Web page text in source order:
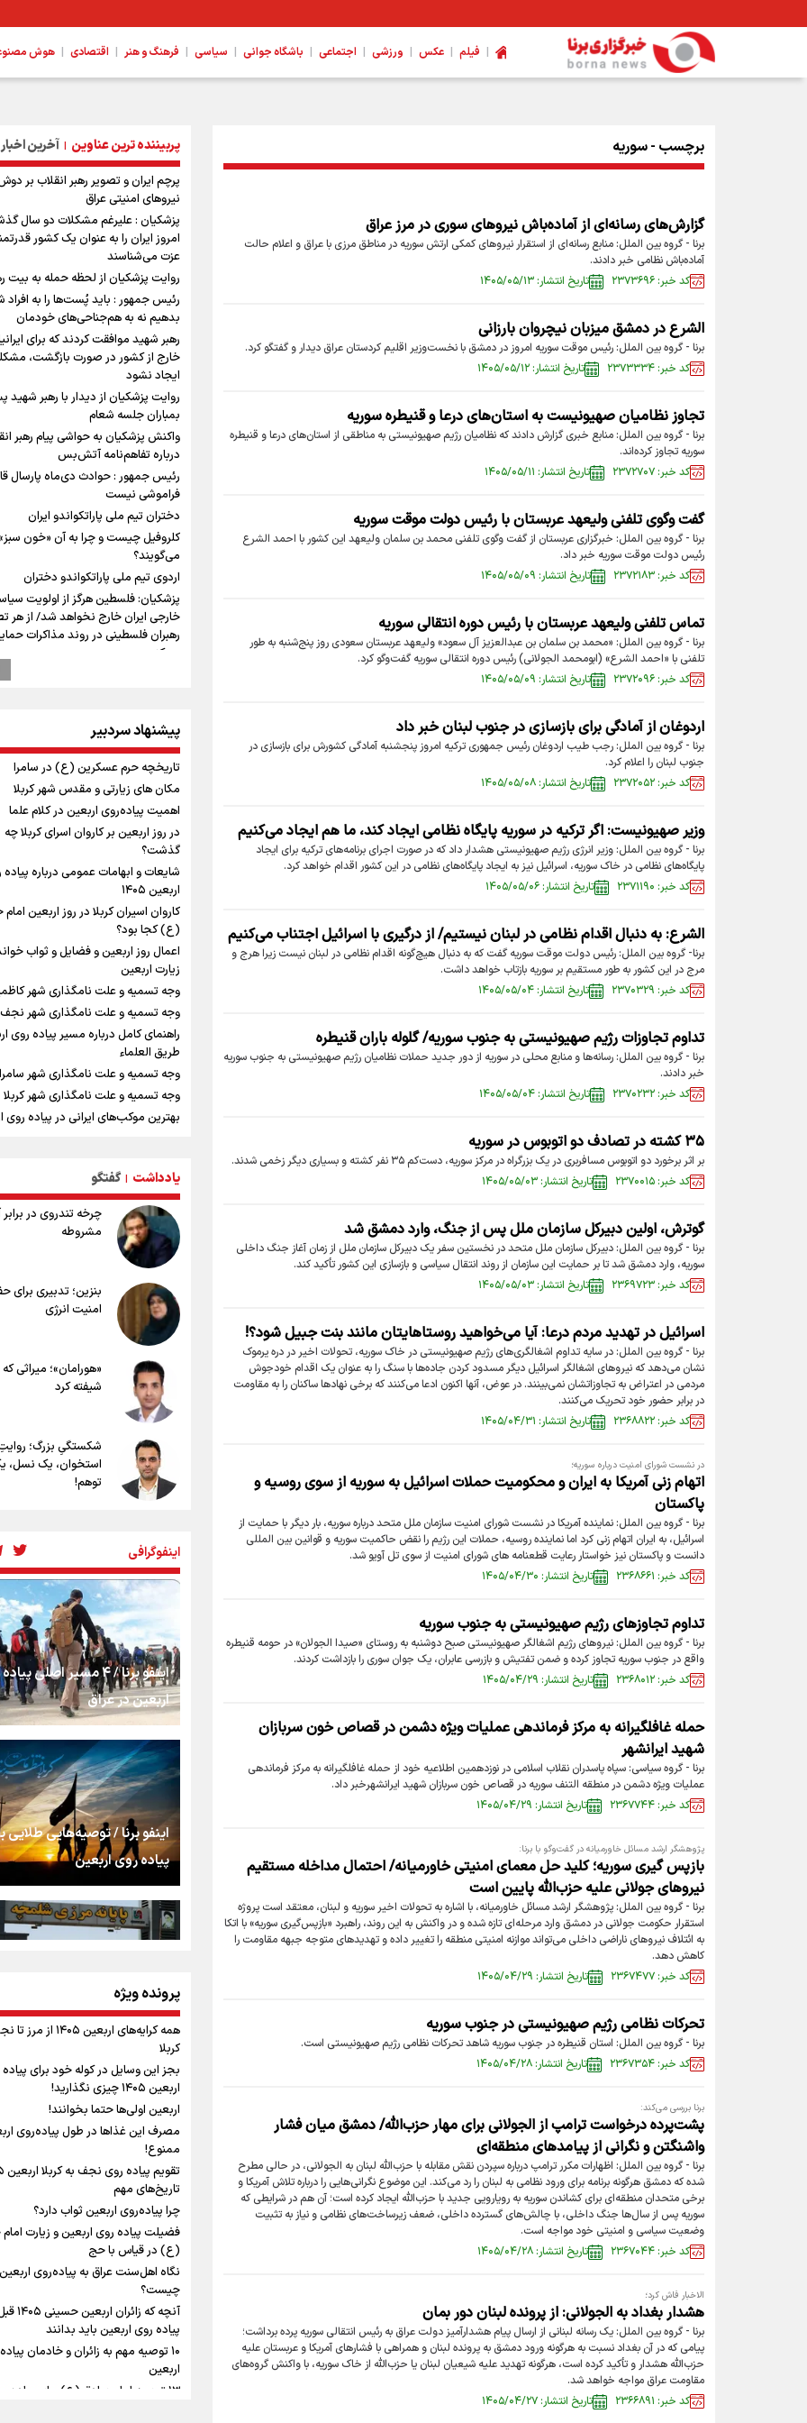
| فیلم | عکس | ورزشی | اجتماعی | باشگاه جوانی | سیاسی | فرهنگ و هنر | اقتصادی | هوش
برچسب - سوریه
گزارش‌های رسانه‌ای از آماده‌باش نیروهای سوری در مرز عراق
برنا - گروه بین الملل: منابع رسانه‌ای از استقرار نیروهای کمکی ارتش سوریه در مناطق مرزی با عراق و اعلام حالت
آماده‌باش نظامی خبر دادند.
کد خبر: ۲۳۷۳۶۹۶
تاریخ انتشار: ۱۴۰۵/۰۵/۱۳
الشرع در دمشق میزبان نیچروان بارزانی
برنا - گروه بین الملل: رئیس موقت سوریه امروز در دمشق با نخست‌وزیر اقلیم کردستان عراق دیدار و گفتگو کرد.
کد خبر: ۲۳۷۳۳۳۴
تاریخ انتشار: ۱۴۰۵/۰۵/۱۲
تجاوز نظامیان صهیونیست به استان‌های درعا و قنیطره سوریه
برنا - گروه بین الملل: منابع خبری گزارش دادند که نظامیان رژیم صهیونیستی به مناطقی از استان‌های درعا و قنیطره
سوریه تجاوز کرده‌اند.
کد خبر: ۲۳۷۲۷۰۷
تاریخ انتشار: ۱۴۰۵/۰۵/۱۱
گفت وگوی تلفنی ولیعهد عربستان با رئیس دولت موقت سوریه
برنا - گروه بین الملل: خبرگزاری عربستان از گفت وگوی تلفنی محمد بن سلمان ولیعهد این کشور با احمد الشرع
رئیس دولت موقت سوریه خبر داد.
کد خبر: ۲۳۷۲۱۸۳
تاریخ انتشار: ۱۴۰۵/۰۵/۰۹
تماس تلفنی ولیعهد عربستان با رئیس‌ دوره انتقالی سوریه
برنا - گروه بین الملل: «محمد بن سلمان بن عبدالعزیز آل سعود» ولیعهد عربستان سعودی روز پنج‌شنبه به طور
تلفنی با «احمد الشرع» (ابومحمد الجولانی) رئیس دوره انتقالی سوریه گفت‌وگو کرد.
کد خبر: ۲۳۷۲۰۹۶
تاریخ انتشار: ۱۴۰۵/۰۵/۰۹
اردوغان از آمادگی برای بازسازی در جنوب لبنان خبر داد
برنا - گروه بین الملل: رجب طیب اردوغان رئیس جمهوری ترکیه امروز پنجشنبه آمادگی کشورش برای بازسازی در
جنوب لبنان را اعلام کرد.
کد خبر: ۲۳۷۲۰۵۲
تاریخ انتشار: ۱۴۰۵/۰۵/۰۸
وزیر صهیونیست: اگر ترکیه در سوریه پایگاه نظامی ایجاد کند، ما هم ایجاد می‌کنیم
برنا - گروه بین الملل: وزیر انرژی رژیم صهیونیستی هشدار داد که در صورت اجرای برنامه‌های ترکیه برای ایجاد
پایگاه‌های نظامی در خاک سوریه، اسرائیل نیز به ایجاد پایگاه‌های نظامی در این کشور اقدام خواهد کرد.
کد خبر: ۲۳۷۱۱۹۰
تاریخ انتشار: ۱۴۰۵/۰۵/۰۶
الشرع: به دنبال اقدام نظامی در لبنان نیستیم/ از درگیری با اسرائیل اجتناب می‌کنیم
برنا- گروه بین الملل: رئیس دولت موقت سوریه گفت که به دنبال هیچ‌گونه اقدام نظامی در لبنان نیست زیرا هرج و
مرج در این کشور به طور مستقیم بر سوریه بازتاب خواهد داشت.
کد خبر: ۲۳۷۰۳۲۹
تاریخ انتشار: ۱۴۰۵/۰۵/۰۴
تداوم تجاوزات رژیم صهیونیستی به جنوب سوریه/ گلوله باران قنیطره
برنا - گروه بین الملل: رسانه‌ها و منابع محلی در سوریه از دور جدید حملات نظامیان رژیم صهیونیستی به جنوب سوریه
خبر دادند.
کد خبر: ۲۳۷۰۲۳۲
تاریخ انتشار: ۱۴۰۵/۰۵/۰۴
۳۵ کشته در تصادف دو اتوبوس در سوریه
بر اثر برخورد دو اتوبوس مسافربری در یک بزرگراه در مرکز سوریه، دست‌کم ۳۵ نفر کشته و بسیاری دیگر زخمی شدند.
کد خبر: ۲۳۷۰۰۱۵
تاریخ انتشار: ۱۴۰۵/۰۵/۰۳
گوترش، اولین دبیرکل سازمان ملل پس از جنگ، وارد دمشق شد
برنا - گروه بین الملل: دبیرکل سازمان ملل متحد در نخستین سفر یک دبیرکل سازمان ملل از زمان آغاز جنگ داخلی
سوریه، وارد دمشق شد تا بر حمایت این سازمان از روند انتقال سیاسی و بازسازی این کشور تأکید کند.
کد خبر: ۲۳۶۹۷۲۳
تاریخ انتشار: ۱۴۰۵/۰۵/۰۳
اسرائیل در تهدید مردم درعا: آیا می‌خواهید روستاهایتان مانند بنت جبیل شود؟!
برنا - گروه بین الملل: در سایه تداوم اشغالگری‌های رژیم صهیونیستی در خاک سوریه، تحولات اخیر در دره یرموک
نشان می‌دهد که نیروهای اشغالگر اسرائیل دیگر مسدود کردن جاده‌ها با سنگ را به عنوان یک اقدام خودجوش
مردمی در اعتراض به تجاوزاتشان نمی‌بینند. در عوض، آنها اکنون ادعا می‌کنند که برخی نهادها ساکنان را به مقاومت
در برابر حضور خود تحریک می‌کنند.
کد خبر: ۲۳۶۸۸۲۲
تاریخ انتشار: ۱۴۰۵/۰۴/۳۱
در نشست شورای امنیت درباره سوریه؛
اتهام زنی آمریکا به ایران و محکومیت حملات اسرائیل به سوریه از سوی روسیه و
پاکستان
برنا - گروه بین الملل: نماینده آمریکا در نشست شورای امنیت سازمان ملل متحد درباره سوریه، بار دیگر با حمایت از
اسرائیل، به ایران اتهام زنی کرد اما نماینده روسیه، حملات این رژیم را نقض حاکمیت سوریه و قوانین بین المللی
دانست و پاکستان نیز خواستار رعایت قطعنامه های شورای امنیت از سوی تل آویو شد.
کد خبر: ۲۳۶۸۶۶۱
تاریخ انتشار: ۱۴۰۵/۰۴/۳۰
تداوم تجاوزهای رژیم صهیونیستی به جنوب سوریه
برنا - گروه بین الملل: نیروهای رژیم اشغالگر صهیونیستی صبح دوشنبه به روستای «صیدا الجولان» در حومه قنیطره
واقع در جنوب سوریه تجاوز کرده و ضمن تفتیش و بازرسی عابران، یک جوان سوری را بازداشت کردند.
کد خبر: ۲۳۶۸۰۱۲
تاریخ انتشار: ۱۴۰۵/۰۴/۲۹
حمله غافلگیرانه به مرکز فرماندهی عملیات ویژه دشمن در قصاص خون سربازان
شهید ایرانشهر
برنا - گروه سیاسی: سپاه پاسدران نقلاب اسلامی در نوزدهمین اطلاعیه خود از حمله غافلگیرانه به مرکز فرماندهی
عملیات ویژه دشمن در منطقه التنف سوریه در قصاص خون سربازان شهید ایرانشهرخبر داد.
کد خبر: ۲۳۶۷۷۴۴
تاریخ انتشار: ۱۴۰۵/۰۴/۲۹
پژوهشگر ارشد مسائل خاورمیانه در گفت‌وگو با برنا:
بازپس گیری سوریه؛ کلید حل معمای امنیتی خاورمیانه/ احتمال مداخله مستقیم
نیروهای جولانی علیه حزب‌الله پایین است
برنا - گروه بین الملل: پژوهشگر ارشد مسائل خاورمیانه، با اشاره به تحولات اخیر سوریه و لبنان، معتقد است پروژه
استقرار حکومت جولانی در دمشق وارد مرحله‌ای تازه شده و در واکنش به این روند، راهبرد «بازپس‌گیری سوریه» با اتکا
به ائتلاف نیروهای ناراضی داخلی می‌تواند موازنه امنیتی منطقه را تغییر داده و تهدیدهای متوجه جبهه مقاومت را
کاهش دهد.
کد خبر: ۲۳۶۷۴۷۷
تاریخ انتشار: ۱۴۰۵/۰۴/۲۹
تحرکات نظامی رژیم صهیونیستی در جنوب سوریه
برنا - گروه بین الملل: استان قنیطره در جنوب سوریه شاهد تحرکات نظامی رژیم صهیونیستی است.
کد خبر: ۲۳۶۷۳۵۴
تاریخ انتشار: ۱۴۰۵/۰۴/۲۸
برنا بررسی می‌کند:
پشت‌پرده درخواست ترامپ از الجولانی برای مهار حزب‌الله/ دمشق میان فشار
واشنگتن و نگرانی از پیامدهای منطقه‌ای
برنا - گروه بین الملل: اظهارات مکرر ترامپ درباره سپردن نقش مقابله با حزب‌الله لبنان به الجولانی، در حالی مطرح
شده که دمشق هرگونه برنامه برای ورود نظامی به لبنان را رد می‌کند. این موضوع نگرانی‌هایی را درباره تلاش آمریکا و
برخی متحدان منطقه‌ای برای کشاندن سوریه به رویارویی جدید با حزب‌الله ایجاد کرده است؛ آن هم در شرایطی که
سوریه پس از سال‌ها جنگ داخلی، با چالش‌های گسترده داخلی، ضعف زیرساخت‌های نظامی و نیاز به تثبیت
وضعیت سیاسی و امنیتی خود مواجه است.
کد خبر: ۲۳۶۷۰۴۴
تاریخ انتشار: ۱۴۰۵/۰۴/۲۸
الاخبار فاش کرد؛
هشدار بغداد به الجولانی: از پرونده لبنان دور بمان
برنا - گروه بین الملل: یک رسانه لبنانی از ارسال پیام هشدارآمیز دولت عراق به رئیس انتقالی سوریه پرده برداشت؛
پیامی که در آن بغداد نسبت به هرگونه ورود دمشق به پرونده لبنان و همراهی با فشارهای آمریکا و عربستان علیه
حزب‌الله هشدار و تأکید کرده است، هرگونه تهدید علیه شیعیان لبنان یا حزب‌الله از خاک سوریه، با واکنش گروه‌های
مقاومت عراق مواجه خواهد شد.
کد خبر: ۲۳۶۶۸۹۱
تاریخ انتشار: ۱۴۰۵/۰۴/۲۷
پربیننده ترین عناوین | آخرین اخبار
پرچم ایران و تصویر رهبر انقلاب بر
نیروهای امنیتی عراق
پزشکیان : علیرغم مشکلات دو سال
امروز ایران را به عنوان یک کشور
عزت می‌شناسند
روایت پزشکیان از لحظه حمله به بیت
رئیس جمهور : باید پُست‌ها را به افراد
بدهیم نه به هم‌جناحی‌های خودمان
رهبر شهید موافقت کردند که برای
خارج از کشور در صورت بازگشت،
ایجاد نشود
روایت پزشکیان از دیدار با رهبر شهید
بمباران جلسه شعام
واکنش پزشکیان به حواشی پیام رهبر
درباره تفاهم‌نامه آتش‌بس
رئیس جمهور : حوادث دی‌ماه پارسال
فراموشی نیست
دختران تیم ملی پاراتکواندو ایران
کلروفیل چیست و چرا به آن «خون
می‌گویند؟
اردوی تیم ملی پاراتکواندو دختران
پزشکیان: فلسطین هرگز از اولویت
خارجی ایران خارج نخواهد شد/ از هر
رهبران فلسطینی در روند مذاکرات
می‌کنیم
انقلاب را تجربه میکنیم/ اگر تا امروز
بخاطر همه‌ مردم نجیب ایران بوده
شهید مثل کوه پشتیبان و حامی دولت
ترس نتانیاهو از ترور
راویان عشق در مرز مهران؛ روایت حماسه‌
رسانه‌ای اربعین از قاب دوربین خبرنگاران
ایلامی
فرود یک بالگرد در بیمارستان رمبام در
زخمی شدن ۷ نظامی دیگر
ارتش صهیونیستی زمین‌های کشاورزی در
جنوب لبنان را به آتش کشید
چه کسی باید قیمت‌ها را تعیین کند؟
بازگشت روان دو میلیون و هشتصد هزار
اربعین از مرزهای شش‌گانه
زائران اربعین حسینی در مرز تمرچین
ایران آقای بلامنازع تنگه هرمز
وزیر خارجه مصر: رژیم اسراییل بدون
حقوق مشروع مردم فلسطین امنیت
داشت
تصاویری از آتش زدن درختان زیتون
بدهی ۱۷ میلیارد دلاری شرکت ملی نفت
محل پروژه آزادگان پرداخت نخواهد شد/
پیشرفت آزادگان کمتر از انتظار بوده
پیشنهاد سردبیر
تاریخچه حرم عسکرین (ع) در سامرا
مکان های زیارتی و مقدس شهر کربلا
اهمیت پیاده‌روی اربعین در کلام علما
در روز اربعین بر کاروان اسرای کربلا چه
گذشت؟
شایعات و ابهامات عمومی درباره
اربعین ۱۴۰۵
کاروان اسیران کربلا در روز اربعین
(ع) کجا بود؟
اعمال روز اربعین و فضایل و ثواب
زیارت اربعین
وجه تسمیه و علت نامگذاری شهر
وجه تسمیه و علت نامگذاری شهر نجف
راهنمای کامل درباره مسیر پیاده روی
طریق العلماء
وجه تسمیه و علت نامگذاری شهر سامرا
وجه تسمیه و علت نامگذاری شهر کربلا
بهترین موکب‌های ایرانی در پیاده روی
روی اربعین
خطرات پیاده روی اربعین/ ۷
سفری ایمن و معنوی
۲۰ نکته دوستانه درباره پیاده روی
عراقی ها
۸۰ توصیه کاربردی برای ۸۰
اربعین
توصیه های کاربردی برای زائران در
اربعین
نکاتی مهم برای حفظ سلامت در پیاده
اربعین
یادداشت | گفتگو
چرخه تندروی در برابر
مشروطه
بنزین؛ تدبیری برای
امنیت انرژی
«هورامان»؛ میراثی
شیفته کرد
شکستگیِ بزرگ؛
استخوان، یک نسل،
توهم!
شنیدن صدای
روایت ایران از کنار
از طلوع خیابان‌ها تا
اشک
جمله‌ای که بغض
شکست؛ «آهای مردم،
تهران رفتند»
سه حسرتی که به دلم
مومنِ مقتدرِ مظلوم
فضای مجازی
رابطه کارگر و کارفرما در
اندیشه رهبر شهید: از
به زوجیت
میراث رهبر شهید که
ماندگار شد
اینفوگرافی
اینفو برنا / ۴ مسیر اصلی
اربعین در عراق
اینفو برنا / توصیه‌هایی طلایی
پیاده روی اربعین
اینفو برنا / جدول کامل فاصله
شلمچه تا شهرهای زیارتی عراق
اینفو برنا/ میزان مالیات بر ارزش
افزوده چقدر است؟
اینفوبرنا/ سقف معافیت مالیاتی
حقوق کارکنان دولت و
در بودجه ۱۴۰۵ چقدر است؟
پرونده ویژه
همه کرایه‌های اربعین ۱۴۰۵ از
کربلا
بجز این وسایل در کوله خود برای
اربعین ۱۴۰۵ چیزی نگذارید!
اربعین اولی‌ها حتما بخوانند!
مصرف این غذاها در طول پیاده‌روی
ممنوع!
تاریخ‌های مهم
چرا پیاده‌روی اربعین ثواب دارد؟
فضیلت پیاده روی اربعین و زیارت
(ع) در قیاس با حج
نگاه اهل‌سنت عراق به پیاده‌روی اربعین
چیست؟
آنچه که
پیاده روی اربعین باید بدانند
۱۰ توصیه مهم به زائران و خادمان
اربعین
۱۳ توصیه امام صادق (ع) برای پیاده‌روی